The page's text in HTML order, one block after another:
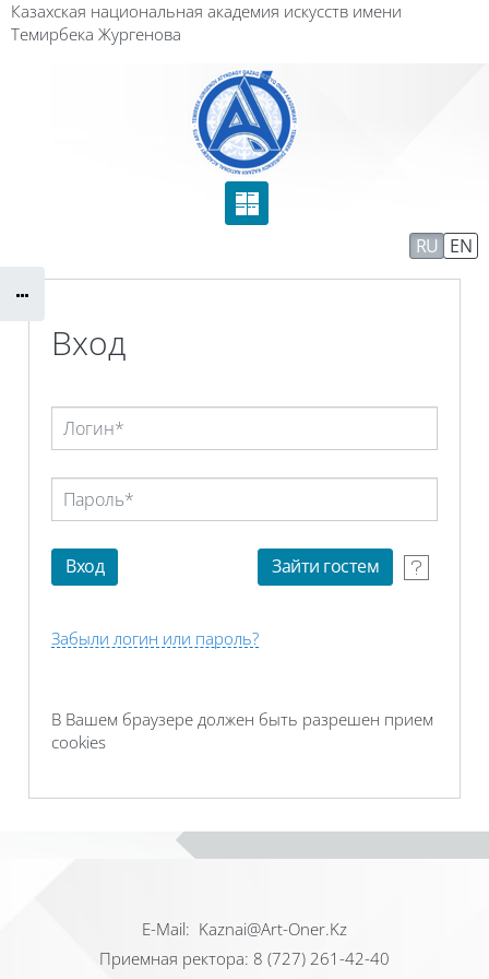
Перейти к основному содержанию
Казахская национальная академия искусств имени
Темирбека Жургенова
Маршрут внедрения
RU EN
Вход
Забыли логин или пароль?
В Вашем браузере должен быть разрешен прием
cookies
Е-Mail: Kaznai@Art-Oner.Kz
Приемная ректора: 8 (727) 261-42-40